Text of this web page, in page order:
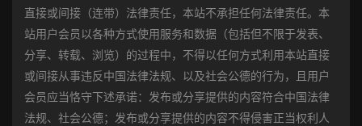
直接或间接（连带）法律责任，本站不承担任何法律责任。本
站用户会员以各种方式使用服务和数据（包括但不限于发表、
分享、转载、浏览）的过程中，不得以任何方式利用本站直接
或间接从事违反中国法律法规、以及社会公德的行为，且用户
会员应当恪守下述承诺：发布或分享提供的内容符合中国法律
法规、社会公德；发布或分享提供的内容不得侵害正当权利人